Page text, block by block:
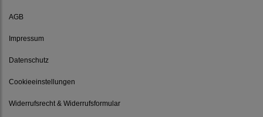
AGB
Impressum
Datenschutz
Cookieeinstellungen
Widerrufsrecht & Widerrufsformular